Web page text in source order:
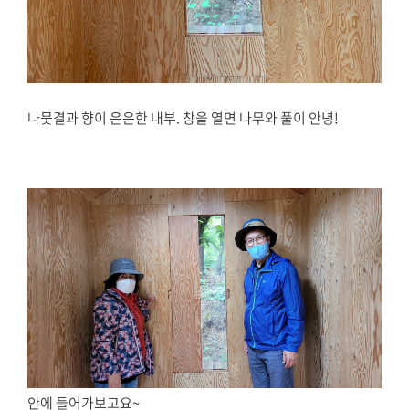
나뭇결과 향이 은은한 내부. 창을 열면 나무와 풀이 안녕!
안에 들어가보고요~